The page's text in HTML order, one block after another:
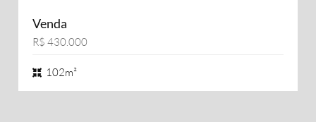
Venda
R$ 430.000
102m²